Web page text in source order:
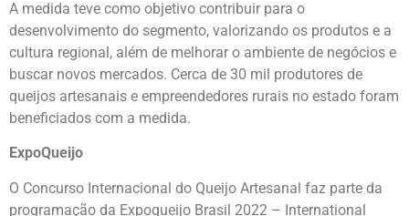
A medida teve como objetivo contribuir para o
desenvolvimento do segmento, valorizando os produtos e a
cultura regional, além de melhorar o ambiente de negócios e
buscar novos mercados. Cerca de 30 mil produtores de
queijos artesanais e empreendedores rurais no estado foram
beneficiados com a medida.
ExpoQueijo
O Concurso Internacional do Queijo Artesanal faz parte da
programação da Expoqueijo Brasil 2022 – International